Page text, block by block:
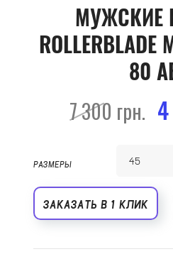
МУЖСКИЕ
ROLLERBLADE
80
7 300 грн.
РАЗМЕРЫ
ЗАКАЗАТЬ В 1 КЛИК